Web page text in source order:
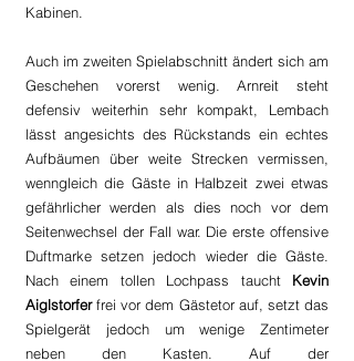
Kabinen.
Auch im zweiten Spielabschnitt ändert sich am
Geschehen vorerst wenig. Arnreit steht
defensiv weiterhin sehr kompakt, Lembach
lässt angesichts des Rückstands ein echtes
Aufbäumen über weite Strecken vermissen,
wenngleich die Gäste in Halbzeit zwei etwas
gefährlicher werden als dies noch vor dem
Seitenwechsel der Fall war. Die erste offensive
Duftmarke setzen jedoch wieder die Gäste.
Nach einem tollen Lochpass taucht Kevin
Aiglstorfer frei vor dem Gästetor auf, setzt das
Spielgerät jedoch um wenige Zentimeter
neben den Kasten. Auf der